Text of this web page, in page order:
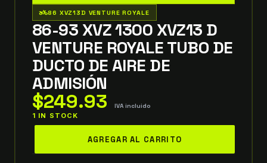
two_wheeler86 XVZ13D VENTURE ROYALE
86-93 XVZ 1300 XVZ13 D
VENTURE ROYALE TUBO DE
DUCTO DE AIRE DE
ADMISIÓN
$249.93 IVA incluido
1 IN STOCK
AGREGAR AL CARRITO